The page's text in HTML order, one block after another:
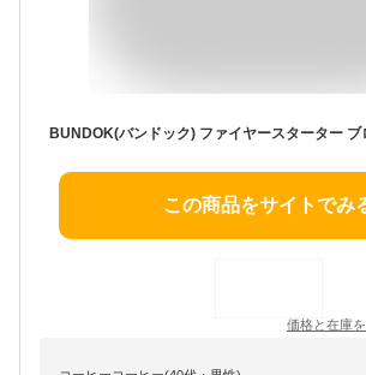
この商品をサイトでみ
価格と在庫を